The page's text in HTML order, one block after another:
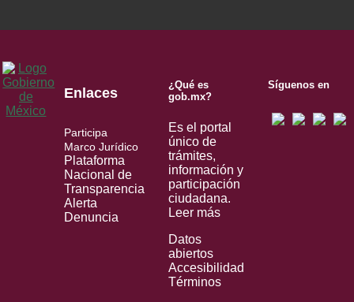
Enlaces
Participa
Marco Jurídico
Plataforma
Nacional de
Transparencia
Alerta
Denuncia
¿Qué es
gob.mx?
Es el portal
único de
trámites,
información y
participación
ciudadana.
Leer más
Datos
abiertos
Accesibilidad
Términos
Síguenos en